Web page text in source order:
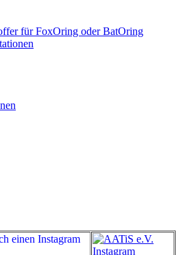
für FoxOring oder BatOring
einen Instagram